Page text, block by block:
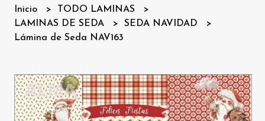
Inicio
TODO LAMINAS
LAMINAS DE SEDA
SEDA NAVIDAD
Lámina de Seda NAV163